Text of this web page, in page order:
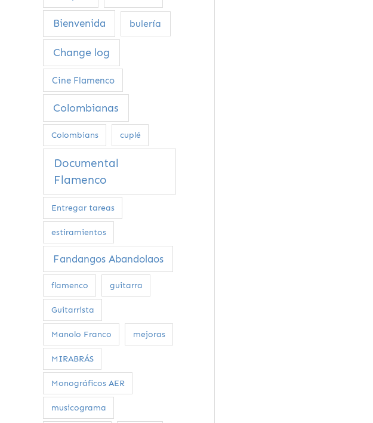
Bienvenida bulería
Change log
Cine Flamenco
Colombianas
Colombians cuplé
Documental
Flamenco
Entregar tareas
estiramientos
Fandangos Abandolaos
flamenco guitarra
Guitarrista
Manolo Franco mejoras
MIRABRÁS
Monográficos AER
musicograma